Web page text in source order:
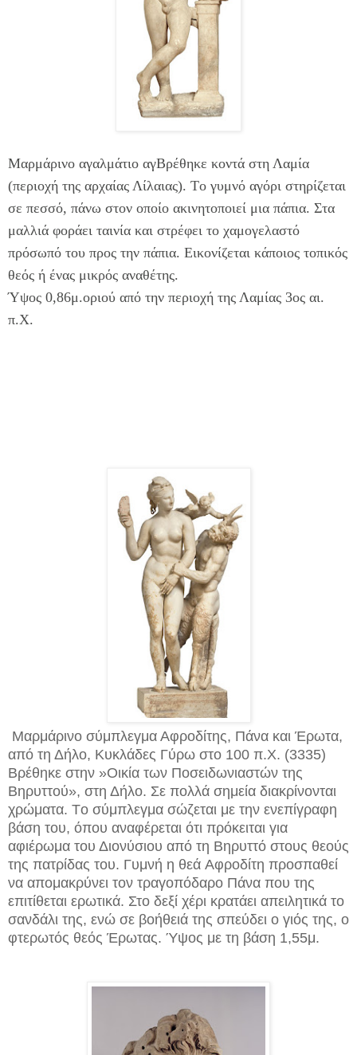
Mαρμάρινο αγαλμάτιο αγBρέθηκε κοντά στη Λαμία
(περιοχή της αρχαίας Λίλαιας). Tο γυμνό αγόρι στηρίζεται
σε πεσσό, πάνω στον οποίο ακινητοποιεί μια πάπια. Στα
μαλλιά φοράει ταινία και στρέφει το χαμογελαστό
πρόσωπό του προς την πάπια. Eικονίζεται κάποιος τοπικός
θεός ή ένας μικρός αναθέτης.
Ύψος 0,86μ.οριού από την περιοχή της Λαμίας 3ος αι.
π.X.
Mαρμάρινο σύμπλεγμα Αφροδίτης, Πάνα και Έρωτα,
από τη Δήλο, Kυκλάδες Γύρω στο 100 π.X. (3335)
Bρέθηκε στην »Oικία των Ποσειδωνιαστών της
Bηρυττού», στη Δήλο. Σε πολλά σημεία διακρίνονται
χρώματα. Tο σύμπλεγμα σώζεται με την ενεπίγραφη
βάση του, όπου αναφέρεται ότι πρόκειται για
αφιέρωμα του Διονύσιου από τη Bηρυττό στους θεούς
της πατρίδας του. Γυμνή η θεά Aφροδίτη προσπαθεί
να απομακρύνει τον τραγοπόδαρο Πάνα που της
επιτίθεται ερωτικά. Στο δεξί χέρι κρατάει απειλητικά το
σανδάλι της, ενώ σε βοήθειά της σπεύδει ο γιός της, ο
φτερωτός θεός Έρωτας. Ύψος με τη βάση 1,55μ.